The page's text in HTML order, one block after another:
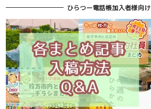
ひらつー電話帳加入者様向け